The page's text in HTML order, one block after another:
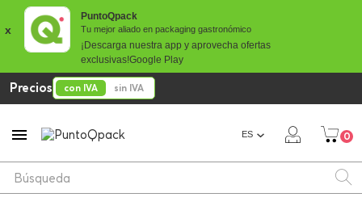
x
PuntoQpack
Tu mejor aliado en packaging gastronómico
¡Descarga nuestra app y aprovecha ofertas
exclusivas!Google Play
Precios con IVA sin IVA
 ES 0